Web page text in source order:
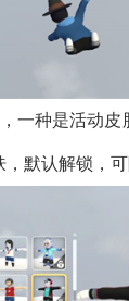
一种是活动皮
默认解锁，可